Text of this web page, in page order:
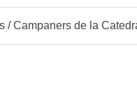
Campaners de la